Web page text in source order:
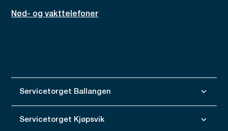
Nød- og vakttelefoner
Servicetorget Ballangen
Servicetorget Kjøpsvik